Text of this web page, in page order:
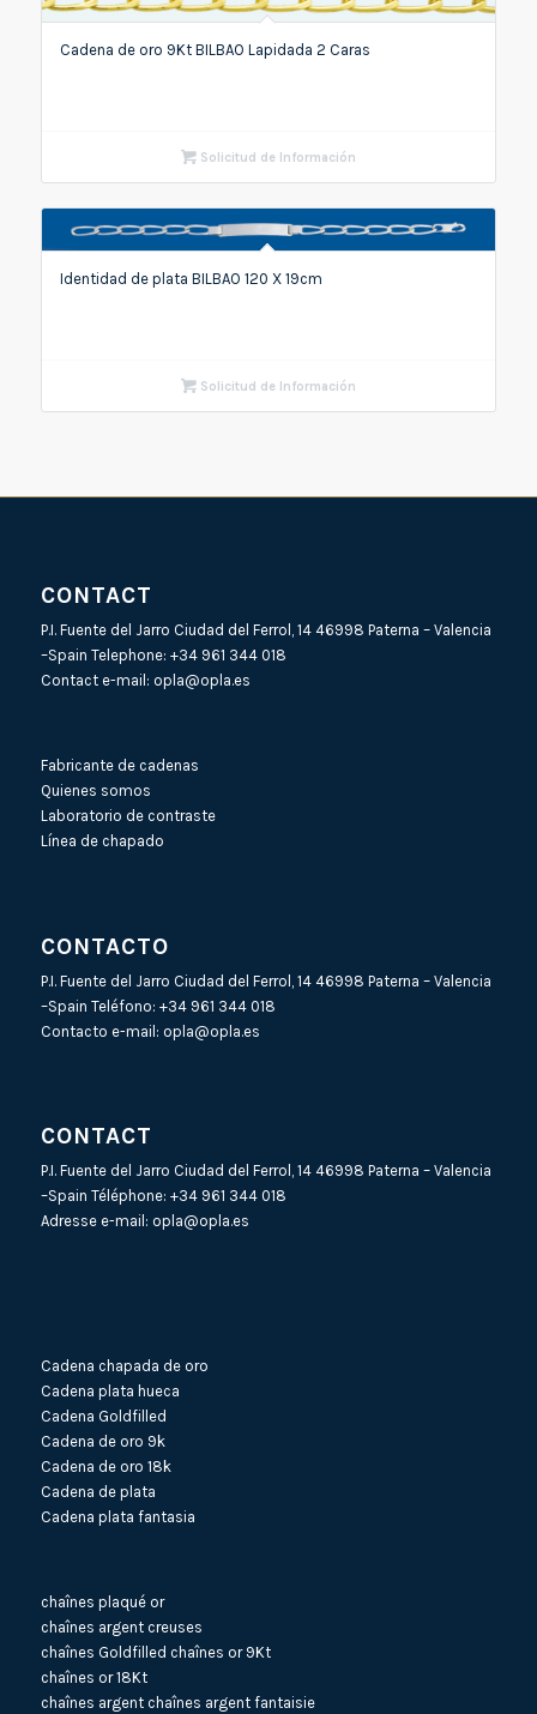
Cadena de oro 9Kt BILBAO Lapidada 2 Caras
Solicitud de Información
Identidad de plata BILBAO 120 X 19cm
Solicitud de Información
CONTACT
P.I. Fuente del Jarro Ciudad del Ferrol, 14 46998 Paterna – Valencia
–Spain Telephone: +34 961 344 018
Contact e-mail: opla@opla.es
Fabricante de cadenas
Quienes somos
Laboratorio de contraste
Línea de chapado
CONTACTO
P.I. Fuente del Jarro Ciudad del Ferrol, 14 46998 Paterna – Valencia
–Spain Teléfono: +34 961 344 018
Contacto e-mail: opla@opla.es
CONTACT
P.I. Fuente del Jarro Ciudad del Ferrol, 14 46998 Paterna – Valencia
–Spain Téléphone: +34 961 344 018
Adresse e-mail: opla@opla.es
Cadena chapada de oro
Cadena plata hueca
Cadena Goldfilled
Cadena de oro 9k
Cadena de oro 18k
Cadena de plata
Cadena plata fantasia
chaînes plaqué or
chaînes argent creuses
chaînes Goldfilled chaînes or 9Kt
chaînes or 18Kt
chaînes argent chaînes argent fantaisie